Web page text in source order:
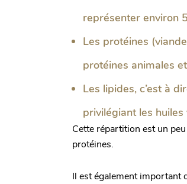
représenter environ
Les protéines
protéines animales
Les lipides, c’est à
privilégiant les
Cette répartition est un
protéines.
Il est également important